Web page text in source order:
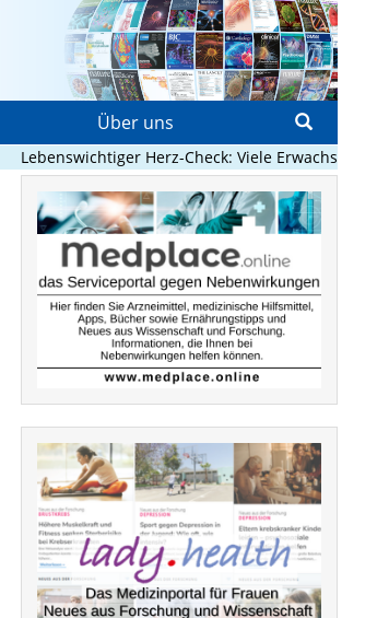
Über uns
Lebenswichtiger Herz-Check: Viele Erwachsene mit